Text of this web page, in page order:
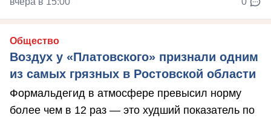
Общество
Воздух у «Платовского» признали одним
из самых грязных в Ростовской области
Формальдегид в атмосфере превысил норму
более чем в 12 раз — это худший показатель по